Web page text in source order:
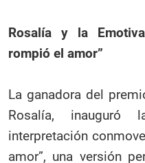
Rosalía y la
rompió el amor”
La ganadora del
Rosalía, inauguró
interpretación
amor”, una versión